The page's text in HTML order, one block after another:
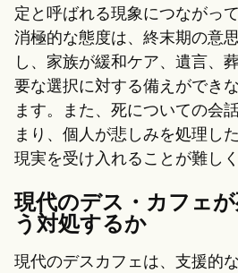
定と呼ばれる現象につながっ
消極的な態度は、終末期の意
し、家族が緩和ケア、遺言、
要な選択に対する備えができ
ます。また、死についての会
まり、個人が悲しみを処理し
現実を受け入れることが難しく
現代のデス・カフェ
う対処するか
現代のデスカフェは、支援的